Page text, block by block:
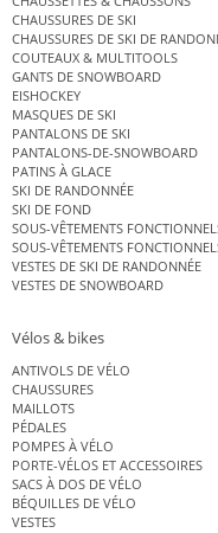
CHAUSSURES DE SKI
CHAUSSURES DE SKI DE
COUTEAUX & MULTITOOLS
GANTS DE SNOWBOARD
EISHOCKEY
MASQUES DE SKI
PANTALONS DE SKI
PANTALONS-DE-SNOWBOARD
PATINS À GLACE
SKI DE RANDONNÉE
SKI DE FOND
SOUS-VÊTEMENTS
SOUS-VÊTEMENTS
VESTES DE SKI DE RANDONNÉE
VESTES DE SNOWBOARD
Vélos & bikes
ANTIVOLS DE VÉLO
CHAUSSURES
MAILLOTS
PÉDALES
POMPES À VÉLO
PORTE-VÉLOS ET ACCESSOIRES
SACS À DOS DE VÉLO
BÉQUILLES DE VÉLO
VESTES